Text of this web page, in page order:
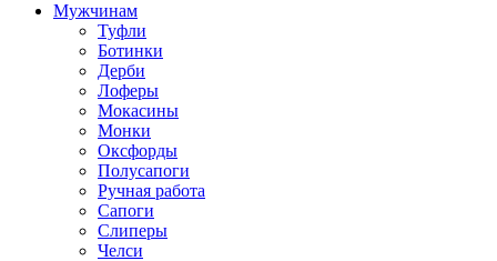
Мужчинам
Туфли
Ботинки
Дерби
Лоферы
Мокасины
Монки
Оксфорды
Полусапоги
Ручная работа
Сапоги
Слиперы
Челси